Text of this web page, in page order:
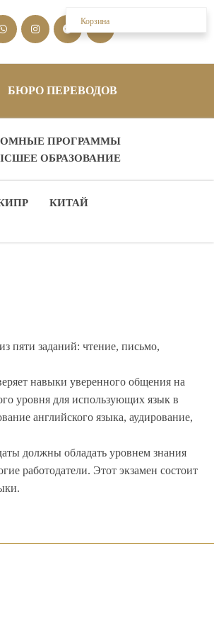
БЮРО ПЕРЕВОДОВ
ПРОГРАММЫ
ОБРАЗОВАНИЕ
КИТАЙ
Корзина
пяти заданий: чтение, письмо,
навыки уверенного общения на
уровня для использующих язык в
английского языка, аудирование,
должны обладать уровнем знания
работодатели. Этот экзамен состоит